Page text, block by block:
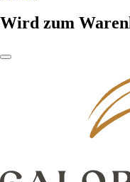
Wird zum